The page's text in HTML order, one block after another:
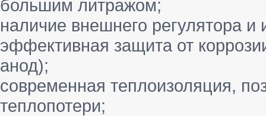
большим литражом;
наличие внешнего регулятора
эффективная защита от
анод);
современная теплоизоляция,
теплопотери;